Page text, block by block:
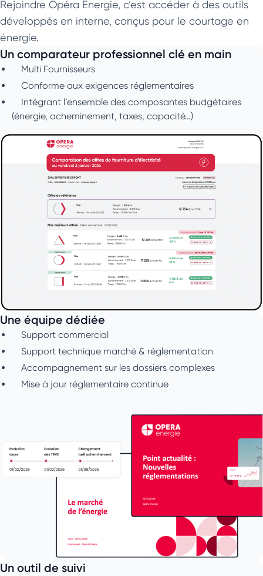
Rejoindre Opéra Énergie, c’est accéder à des outils
développés en interne, conçus pour le courtage en
énergie.
Un comparateur professionnel clé en main
Multi Fournisseurs
Conforme aux exigences réglementaires
Intégrant l’ensemble des composantes budgétaires
(énergie, acheminement, taxes, capacité…)
Une équipe dédiée
Support commercial
Support technique marché & réglementation
Accompagnement sur les dossiers complexes
Mise à jour réglementaire continue
Un outil de suivi